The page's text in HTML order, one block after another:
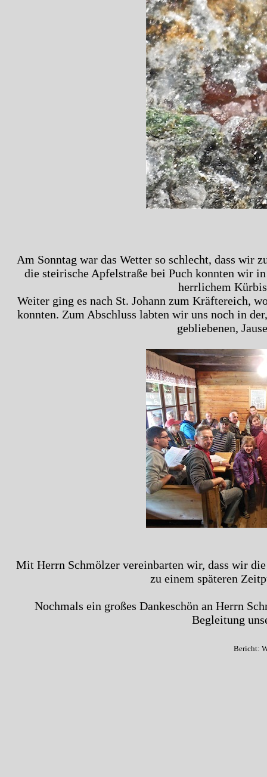
Am Sonntag war das Wetter so schlecht, dass wir
die steirische Apfelstraße bei Puch konnten wir
herrlichem
Weiter ging es nach St. Johann zum Kräftereich,
konnten. Zum Abschluss labten wir uns noch in
gebliebenen,
Mit Herrn Schmölzer vereinbarten wir, dass wir
zu einem späteren
Nochmals ein großes Dankeschön an Herrn
Begleitung
Bericht: